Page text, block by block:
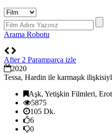
Arama Robotu
After 2 Paramparça izle
2020
Tessa, Hardin ile karmaşık
Aşk, Yetişkin Filmleri,
5875
105 Dk.
6
0